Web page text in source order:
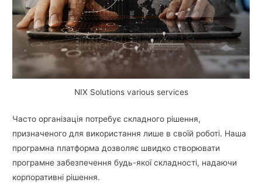
NIX Solutions various services
Часто організація потребує складного рішення,
призначеного для використання лише в своїй роботі. Наша
програмна платформа дозволяє швидко створювати
програмне забезпечення будь-якої складності, надаючи
корпоративні рішення.